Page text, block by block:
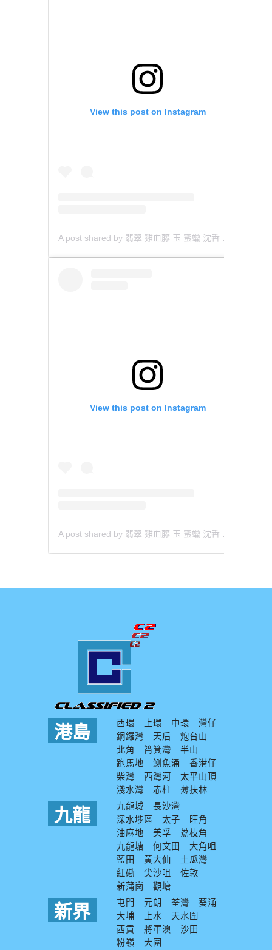
View this post on Instagram
View this post on Instagram
港島 西環 上環 中環
灣仔
銅鑼灣
天后
炮台山
北角
筲箕灣
半山
跑馬地
鰂魚涌
香港仔
柴灣
西灣河
太平山頂
淺水灣
赤柱 薄扶林
九龍 九龍城
長沙灣
深水埗區
太子
旺角
油麻地
美孚
荔枝角
九龍塘
何文田
大角咀
藍田
黃大仙
土瓜灣
紅磡
尖沙咀
佐敦
新蒲崗
觀塘
新界 屯門 元朗 荃灣
葵涌
大埔
上水
天水圍
西貢
將軍澳
沙田
粉嶺
大圍